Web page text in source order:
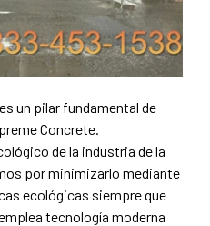
un pilar fundamental de
Concrete.
de la industria de la
por minimizarlo mediante
ecológicas siempre que
tecnología moderna